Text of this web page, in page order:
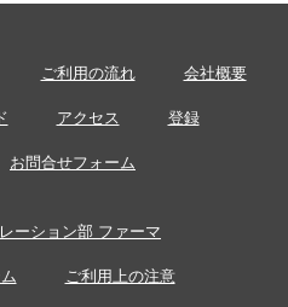
ご利用の流れ 会社概要
アクセス 登録
お問合せフォーム
ーション部 ファーマ
ご利用上の注意